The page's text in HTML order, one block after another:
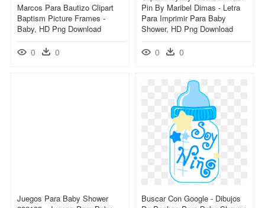
Pin By Maribel Dimas - Letra
Para Imprimir Para Baby
Shower, HD Png Download
0 0
Marcos Para Bautizo Clipart
Baptism Picture Frames -
Baby, HD Png Download
0 0
Juegos Para Baby Shower
Buscar Con Google - Dibujos